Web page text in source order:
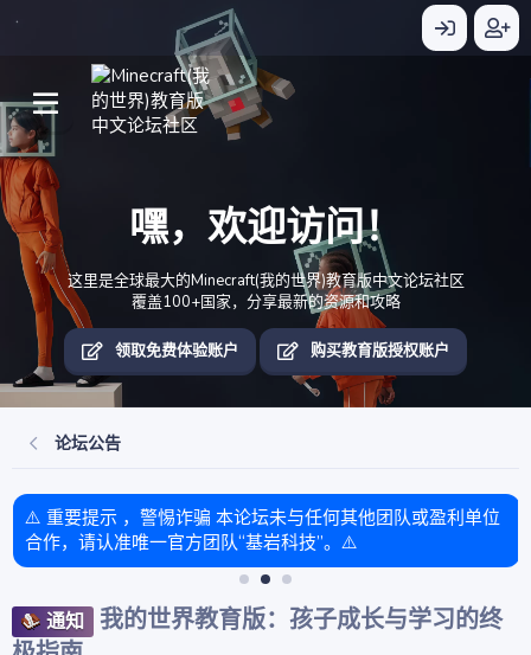
嘿，欢迎访问！
这里是全球最大的Minecraft(我的世界)教育版中文论坛社区
覆盖100+国家，分享最新的资源和攻略
领取免费体验账户 购买教育版授权账户
论坛公告
⚠️ 重要提示 ，警惕诈骗 本论坛未与任何其他团队或盈利单位
合作，请认准唯一官方团队“基岩科技”。⚠️
通知
我的世界教育版：孩子成长与学习的终